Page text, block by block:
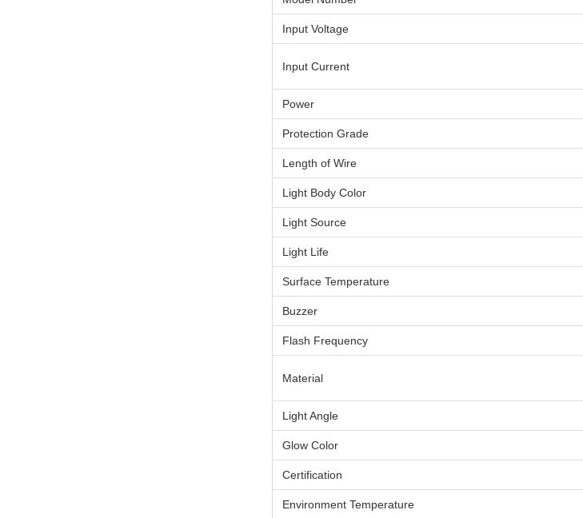
Input Voltage
Input Current
Power
Protection Grade
Length of Wire
Light Body Color
Light Source
Light Life
Surface Temperature
Buzzer
Flash Frequency
Material
Light Angle
Glow Color
Certification
Environment Temperature